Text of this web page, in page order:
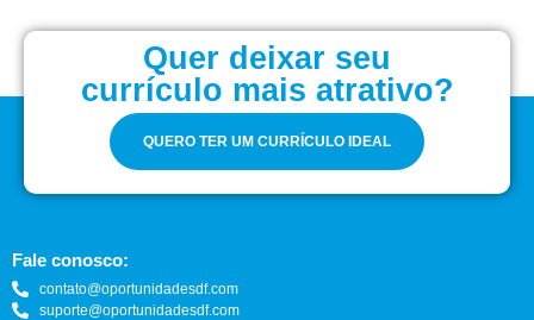
Quer deixar seu
currículo mais atrativo?
QUERO TER UM CURRÍCULO IDEAL
Fale conosco:
contato@oportunidadesdf.com
suporte@oportunidadesdf.com